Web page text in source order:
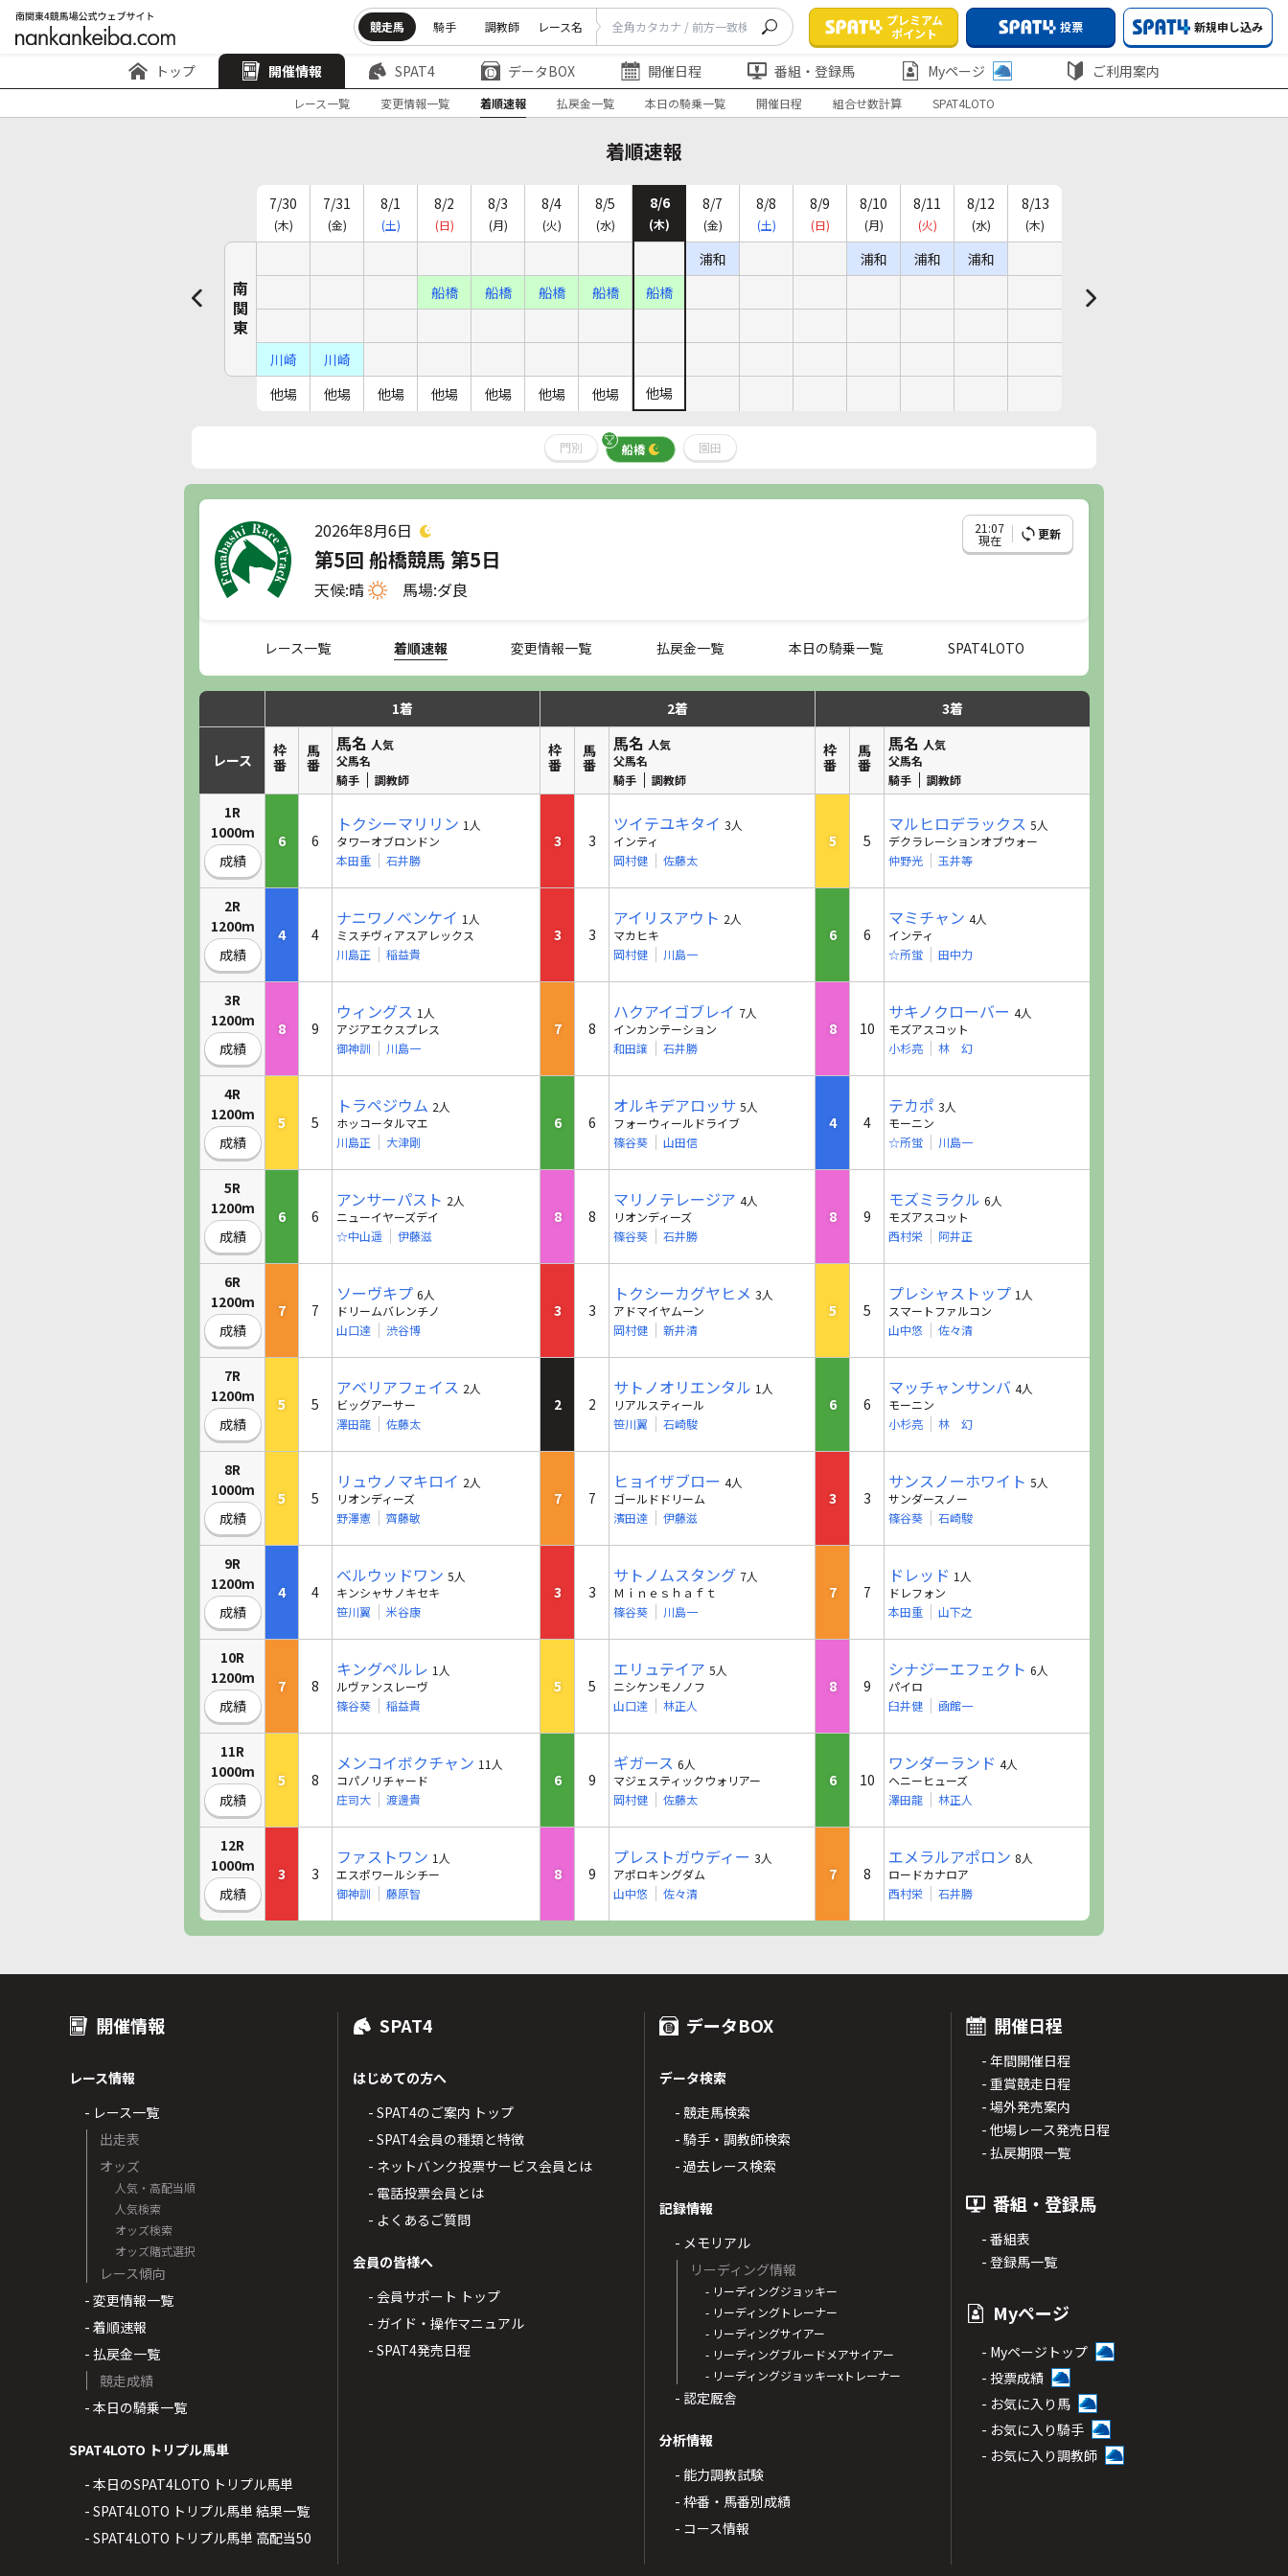
競走馬 騎手 調教師 レース名
プレミアム
ポイント
投票 新規申し込み
トップ 開催情報 SPAT4 データBOX 開催日程 番組・登録馬 Myページ ご利用案内
レース一覧 変更情報一覧 着順速報 払戻金一覧 本日の騎乗一覧 開催日程 組合せ数計算 SPAT4LOTO
着順速報
南関東
7/30
(木)
7/31
(金)
8/1
(土)
8/2
(日)
8/3
(月)
8/4
(火)
8/5
(水)
8/6
(木)
8/7
(金)
8/8
(土)
8/9
(日)
8/10
(月)
8/11
(火)
8/12
(水)
8/13
(木)
浦和 浦和 浦和
浦和
船橋
船橋 船橋 船橋 船橋
川崎
川崎
他場
他場 他場 他場 他場 他場 他場 他場
門別 船橋 園田
2026年8月6日
第5回 船橋競馬 第5日
天候:晴 馬場:ダ良
21:07
現在 更新
レース一覧 着順速報 変更情報一覧 払戻金一覧 本日の騎乗一覧 SPAT4LOTO
1着 2着 3着
レース 枠番 馬番 馬名 人気
父馬名
騎手
調教師
枠番 馬番 馬名 人気
父馬名
騎手
調教師
枠番 馬番 馬名 人気
父馬名
騎手
調教師
1R
1000m
成績
6 6
トクシーマリリン 1人
タワーオブロンドン
本田重
石井勝
3 3
ツイテユキタイ 3人
インティ
岡村健
佐藤太
5 5
マルヒロデラックス 5人
デクラレーションオブウォー
仲野光
玉井等
2R
1200m
成績
4 4
ナニワノベンケイ 1人
ミスチヴィアスアレックス
川島正
稲益貴
3 3
アイリスアウト 2人
マカヒキ
岡村健
川島一
6 6
マミチャン 4人
インティ
☆所蛍
田中力
3R
1200m
成績
8 9
ウィングス 1人
アジアエクスプレス
御神訓
川島一
7 8
ハクアイゴブレイ 7人
インカンテーション
和田譲
石井勝
8 10
サキノクローバー 4人
モズアスコット
小杉亮
林 幻
4R
1200m
成績
5 5
トラペジウム 2人
ホッコータルマエ
川島正
大津剛
6 6
オルキデアロッサ 5人
フォーウィールドライブ
篠谷葵
山田信
4 4
テカポ 3人
モーニン
☆所蛍
川島一
5R
1200m
成績
6 6
アンサーパスト 2人
ニューイヤーズデイ
☆中山遥
伊藤滋
8 8
マリノテレージア 4人
リオンディーズ
篠谷葵
石井勝
8 9
モズミラクル 6人
モズアスコット
西村栄
阿井正
6R
1200m
成績
7 7
ソーヴキプ 6人
ドリームバレンチノ
山口達
渋谷博
3 3
トクシーカグヤヒメ 3人
アドマイヤムーン
岡村健
新井清
5 5
プレシャストップ 1人
スマートファルコン
山中悠
佐々清
7R
1200m
成績
5 5
アベリアフェイス 2人
ビッグアーサー
澤田龍
佐藤太
2 2
サトノオリエンタル 1人
リアルスティール
笹川翼
石崎駿
6 6
マッチャンサンバ 4人
モーニン
小杉亮
林 幻
8R
1000m
成績
5 5
リュウノマキロイ 2人
リオンディーズ
野澤憲
齊藤敏
7 7
ヒョイザブロー 4人
ゴールドドリーム
濱田達
伊藤滋
3 3
サンスノーホワイト 5人
サンダースノー
篠谷葵
石崎駿
9R
1200m
成績
4 4
ベルウッドワン 5人
キンシャサノキセキ
笹川翼
米谷康
3 3
サトノムスタング 7人
Ｍｉｎｅｓｈａｆｔ
篠谷葵
川島一
7 7
ドレッド 1人
ドレフォン
本田重
山下之
10R
1200m
成績
7 8
キングペルレ 1人
ルヴァンスレーヴ
篠谷葵
稲益貴
5 5
エリュテイア 5人
ニシケンモノノフ
山口達
林正人
8 9
シナジーエフェクト 6人
パイロ
臼井健
凾館一
11R
1000m
成績
5 8
メンコイボクチャン 11人
コパノリチャード
庄司大
渡邊貴
6 9
ギガース 6人
マジェスティックウォリアー
岡村健
佐藤太
6 10
ワンダーランド 4人
ヘニーヒューズ
澤田龍
林正人
12R
1000m
成績
3 3
ファストワン 1人
エスポワールシチー
御神訓
藤原智
8 9
プレストガウディー 3人
アポロキングダム
山中悠
佐々清
7 8
エメラルアポロン 8人
ロードカナロア
西村栄
石井勝
開催情報
レース情報
- レース一覧
出走表
オッズ
人気・高配当順
人気検索
オッズ検索
オッズ賭式選択
レース傾向
- 変更情報一覧
- 着順速報
- 払戻金一覧
競走成績
- 本日の騎乗一覧
SPAT4LOTO トリプル馬単
- 本日のSPAT4LOTO トリプル馬単
- SPAT4LOTO トリプル馬単 結果一覧
- SPAT4LOTO トリプル馬単 高配当50
SPAT4
はじめての方へ
- SPAT4のご案内 トップ
- SPAT4会員の種類と特徴
- ネットバンク投票サービス会員とは
- 電話投票会員とは
- よくあるご質問
会員の皆様へ
- 会員サポート トップ
- ガイド・操作マニュアル
- SPAT4発売日程
データBOX
データ検索
- 競走馬検索
- 騎手・調教師検索
- 過去レース検索
記録情報
- メモリアル
リーディング情報
- リーディングジョッキー
- リーディングトレーナー
- リーディングサイアー
- リーディングブルードメアサイアー
- リーディングジョッキーxトレーナー
- 認定厩舎
分析情報
- 能力調教試験
- 枠番・馬番別成績
- コース情報
開催日程
- 年間開催日程
- 重賞競走日程
- 場外発売案内
- 他場レース発売日程
- 払戻期限一覧
番組・登録馬
- 番組表
- 登録馬一覧
Myページ
- Myページトップ
- 投票成績
- お気に入り馬
- お気に入り騎手
- お気に入り調教師